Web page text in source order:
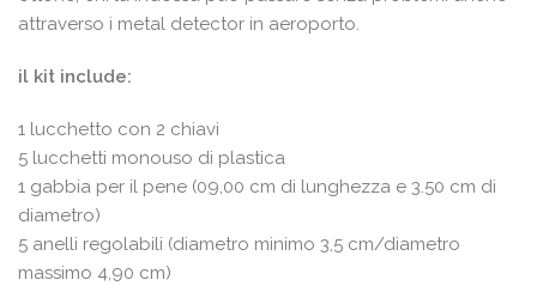
attraverso i metal detector in aeroporto.
il kit include:
1 lucchetto con 2 chiavi
5 lucchetti monouso di plastica
1 gabbia per il pene (09,00 cm di lunghezza e 3.50 cm di
diametro)
5 anelli regolabili (diametro minimo 3,5 cm/diametro
massimo 4,90 cm)